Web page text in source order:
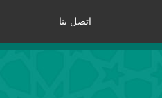
اتصل بنا